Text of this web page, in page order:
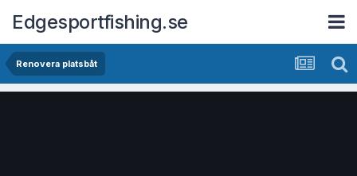
Edgesportfishing.se
Renovera platsbåt